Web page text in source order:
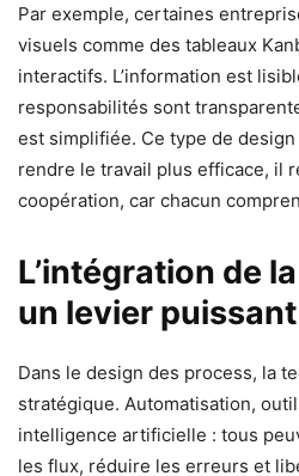
Par exemple, certaines
visuels comme des tableaux
interactifs. L’information est
responsabilités sont
est simplifiée. Ce type de
rendre le travail plus efficace, il
coopération, car chacun
L’intégration de
un levier puissant
Dans le design des process, la
stratégique. Automatisation,
intelligence artificielle : tous
les flux, réduire les erreurs et